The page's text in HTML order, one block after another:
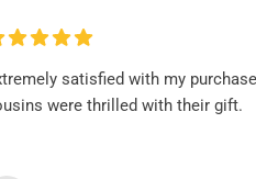
satisfied with my
were thrilled with their gift.